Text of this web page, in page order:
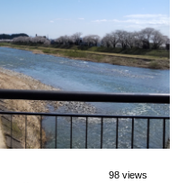
98 views